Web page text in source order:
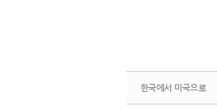
한국에서 미국으로